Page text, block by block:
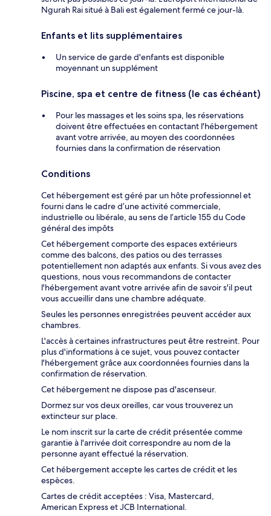
Ngurah Rai situé à Bali est également fermé ce jour-là.
Enfants et lits supplémentaires
Un service de garde d'enfants est disponible
moyennant un supplément
Piscine, spa et centre de fitness (le cas échéant)
Pour les massages et les soins spa, les réservations
doivent être effectuées en contactant l'hébergement
avant votre arrivée, au moyen des coordonnées
fournies dans la confirmation de réservation
Conditions
Cet hébergement est géré par un hôte professionnel et
fourni dans le cadre d’une activité commerciale,
industrielle ou libérale, au sens de l’article 155 du Code
général des impôts
Cet hébergement comporte des espaces extérieurs
comme des balcons, des patios ou des terrasses
potentiellement non adaptés aux enfants. Si vous avez des
questions, nous vous recommandons de contacter
l'hébergement avant votre arrivée afin de savoir s'il peut
vous accueillir dans une chambre adéquate.
Seules les personnes enregistrées peuvent accéder aux
chambres.
L'accès à certaines infrastructures peut être restreint. Pour
plus d'informations à ce sujet, vous pouvez contacter
l'hébergement grâce aux coordonnées fournies dans la
confirmation de réservation.
Cet hébergement ne dispose pas d'ascenseur.
Dormez sur vos deux oreilles, car vous trouverez un
extincteur sur place.
Le nom inscrit sur la carte de crédit présentée comme
garantie à l'arrivée doit correspondre au nom de la
personne ayant effectué la réservation.
Cet hébergement accepte les cartes de crédit et les
espèces.
Cartes de crédit acceptées : Visa, Mastercard,
American Express et JCB International.